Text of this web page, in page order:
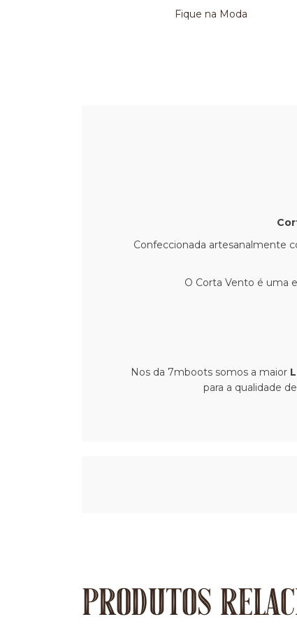
Fique na Moda
Confeccionada artesanalmente
O Corta Vento é uma
Nos da 7mboots somos a maior
para a qualidade
PRODUTOS